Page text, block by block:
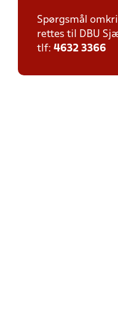
Spørgsmål
rettes til DBU
tlf: 4632 3366